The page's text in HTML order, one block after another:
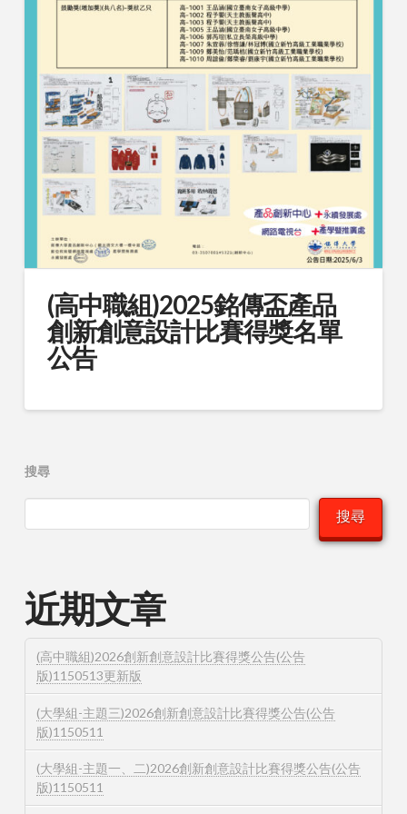
(高中職組)2025銘傳盃產品
創新創意設計比賽得獎名單
公告
搜尋
搜尋
近期文章
(高中職組)2026創新創意設計比賽得獎公告(公告
版)1150513更新版
(大學組-主題三)2026創新創意設計比賽得獎公告(公告
版)1150511
(大學組-主題一、二)2026創新創意設計比賽得獎公告(公告
版)1150511